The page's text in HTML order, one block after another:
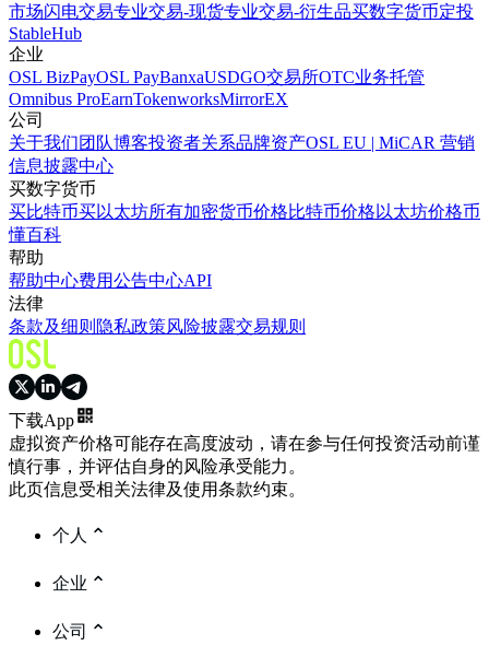
市场闪电交易专业交易-现货专业交易-衍生品买数字货币定投
StableHub
企业
OSL BizPayOSL PayBanxaUSDGO交易所OTC业务托管
Omnibus ProEarnTokenworksMirrorEX
公司
关于我们团队博客投资者关系品牌资产OSL EU | MiCAR 营销
信息披露中心
买数字货币
买比特币买以太坊所有加密货币价格比特币价格 以太坊价格币
懂百科
帮助
帮助中心费用公告中心API
法律
条款及细则 隐私政策风险披露交易规则
下载App
虚拟资产价格可能存在高度波动，请在参与任何投资活动前谨
慎行事，并评估自身的风险承受能力。
此页信息受相关法律及使用条款约束。
个人
企业
公司